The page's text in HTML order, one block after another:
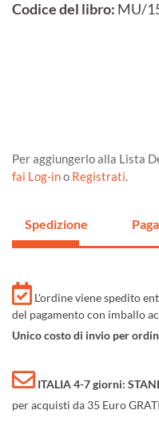
Codice del libro: MU/
Per aggiungerlo alla Lista
fai Log-ino Registrati.
Spedizione
L'ordine viene spedito
del pagamento con imballo
Unico costo di invio per
ITALIA 4-7 giorni:
per acquisti da 35 Euro